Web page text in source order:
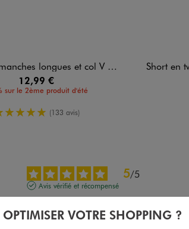
longues et col V en maille texturée femme
12,99 €
sur le 2ème produit d'été
5/5 de moyenne
(133 avis)
Short en
5/5
Avis vérifié et récompensé
Avis du07/08/2026 , suite à une expérience du
OPTIMISER VOTRE SHOPPING ?